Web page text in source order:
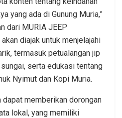
yang ada di Gunung Muria,”
dari MURIA JEEP
diajak untuk menjelajahi
termasuk petualangan jip
serta edukasi tentang
Nyimut dan Kopi Muria.
dapat memberikan dorongan
lokal, yang memiliki